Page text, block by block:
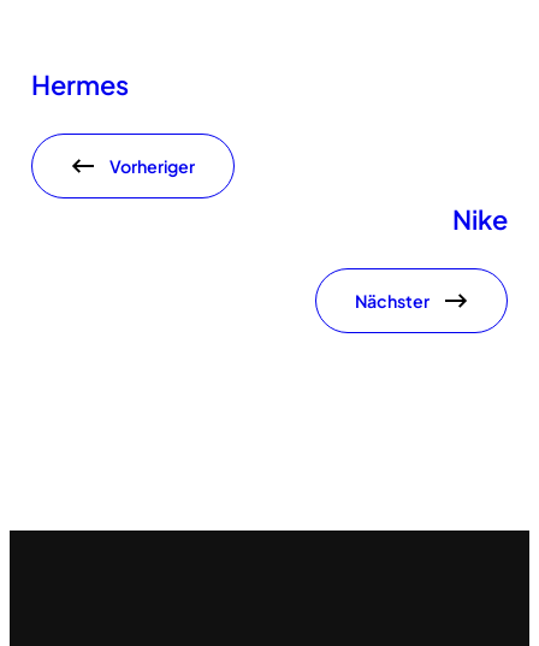
Hermes
Vorheriger
Nike
Nächster